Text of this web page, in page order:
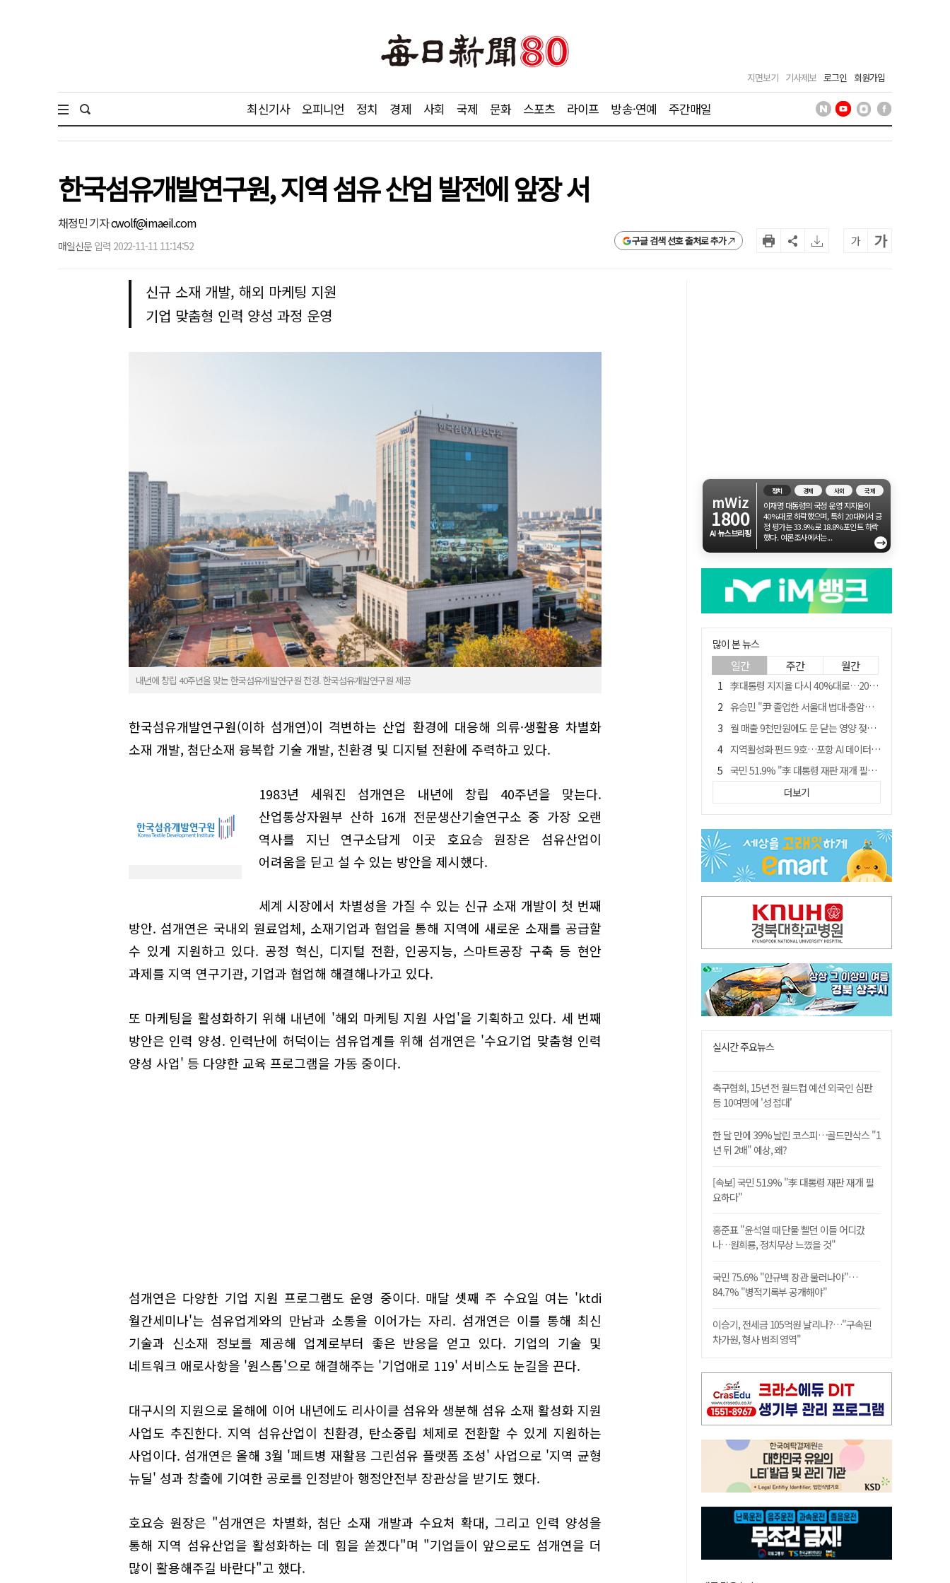
지면보기 기사제보 로그인 회원가입
최신기사 오피니언 정치 경제 사회 국제 문화 스포츠 라이프 방송·연예 주간매일
한국섬유개발연구원, 지역 섬유 산업 발전에 앞장 서
채정민 기자cwolf@imaeil.com
매일신문 입력 2022-11-11 11:14:52 구글 검색 선호 출처로 추가 가 가
신규 소재 개발, 해외 마케팅 지원
기업 맞춤형 인력 양성 과정 운영
내년에 창립 40주년을 맞는 한국섬유개발연구원 전경. 한국섬유개발연구원 제공
한국섬유개발연구원(이하 섬개연)이 격변하는 산업 환경에 대응해 의류·생활용 차별화
소재 개발, 첨단소재 융복합 기술 개발, 친환경 및 디지털 전환에 주력하고 있다.
1983년 세워진 섬개연은 내년에 창립 40주년을 맞는다.
산업통상자원부 산하 16개 전문생산기술연구소 중 가장 오랜
역사를 지닌 연구소답게 이곳 호요승 원장은 섬유산업이
어려움을 딛고 설 수 있는 방안을 제시했다.
세계 시장에서 차별성을 가질 수 있는 신규 소재 개발이 첫 번째
방안. 섬개연은 국내외 원료업체, 소재기업과 협업을 통해 지역에 새로운 소재를 공급할
수 있게 지원하고 있다. 공정 혁신, 디지털 전환, 인공지능, 스마트공장 구축 등 현안
과제를 지역 연구기관, 기업과 협업해 해결해나가고 있다.
또 마케팅을 활성화하기 위해 내년에 '해외 마케팅 지원 사업'을 기획하고 있다. 세 번째
방안은 인력 양성. 인력난에 허덕이는 섬유업계를 위해 섬개연은 '수요기업 맞춤형 인력
양성 사업' 등 다양한 교육 프로그램을 가동 중이다.
섬개연은 다양한 기업 지원 프로그램도 운영 중이다. 매달 셋째 주 수요일 여는 'ktdi
월간세미나'는 섬유업계와의 만남과 소통을 이어가는 자리. 섬개연은 이를 통해 최신
기술과 신소재 정보를 제공해 업계로부터 좋은 반응을 얻고 있다. 기업의 기술 및
네트워크 애로사항을 '원스톱'으로 해결해주는 '기업애로 119' 서비스도 눈길을 끈다.
대구시의 지원으로 올해에 이어 내년에도 리사이클 섬유와 생분해 섬유 소재 활성화 지원
사업도 추진한다. 지역 섬유산업이 친환경, 탄소중립 체제로 전환할 수 있게 지원하는
사업이다. 섬개연은 올해 3월 '페트병 재활용 그린섬유 플랫폼 조성' 사업으로 '지역 균형
뉴딜' 성과 창출에 기여한 공로를 인정받아 행정안전부 장관상을 받기도 했다.
호요승 원장은 "섬개연은 차별화, 첨단 소재 개발과 수요처 확대, 그리고 인력 양성을
통해 지역 섬유산업을 활성화하는 데 힘을 쏟겠다"며 "기업들이 앞으로도 섬개연을 더
많이 활용해주길 바란다"고 했다.
mWiz
1800
AI 뉴스브리핑
정치 경제 사회 국제
이재명 대통령의 국정 운영 지지율이
40%대로 하락했으며, 특히 20대에서 긍
정 평가는 33.9%로 18.8%포인트 하락
했다. 여론조사에서는...
→
많이 본 뉴스
일간 주간 월간
李대통령 지지율 다시 40%대로…20대는 18.8%p 급락
유승민 "尹 졸업한 서울대 법대·충암고도 없애야"…李 육사 통합 직격
월 매출 9천만원에도 문 닫는 영양 젖소농장… "일할 사람이 없어"
지역활성화 펀드 9호…포항 AI 데이터센터에 6천억 투입
국민 51.9% "李 대통령 재판 재개 필요하다"
경북 영천시, 9월부터 11월까지 반값 여행 혜택 제공
'솔리다임 IPO 추진설' SK하이닉스, 주가 9% 급락
경찰, 홍명보 선임 의혹 수사…대한축구협회 전격 압수수색
"김용민, 흑백논리로 세상 보는 듯" 검찰 내부서 지탄
더보기
실시간 주요뉴스
축구협회, 15년 전 월드컵 예선 외국인 심판
등 10여명에 '성 접대'
한 달 만에 39% 날린 코스피…골드만삭스 "1
년 뒤 2배" 예상, 왜?
[속보] 국민 51.9% "李 대통령 재판 재개 필
요하다"
홍준표 "윤석열 때 단물 빨던 이들 어디갔
나…원희룡, 정치무상 느꼈을 것"
국민 75.6% "안규백 장관 물러나야"…
84.7% "병적기록부 공개해야"
이승기, 전세금 105억원 날리나?…"구속된
차가원, 형사 범죄 영역"